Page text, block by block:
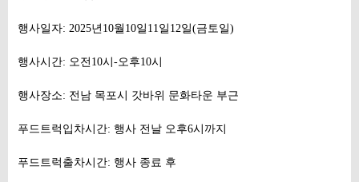
행사일자: 2025년10월10일11일12일(금토일)
행사시간: 오전10시-오후10시
행사장소: 전남 목포시 갓바위 문화타운 부근
푸드트럭입차시간: 행사 전날 오후6시까지
푸드트럭출차시간: 행사 종료 후